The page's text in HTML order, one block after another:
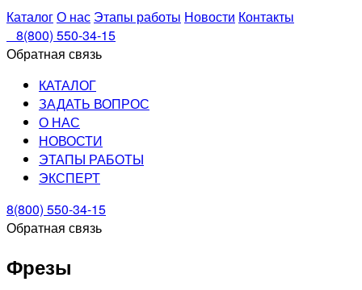
КаталогО нас Этапы работы Новости Контакты
8(800) 550-34-15
Обратная связь
КАТАЛОГ
ЗАДАТЬ ВОПРОС
О НАС
НОВОСТИ
ЭТАПЫ РАБОТЫ
ЭКСПЕРТ
8(800) 550-34-15
Обратная связь
Фрезы